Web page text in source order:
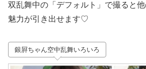
双乱舞中の「デフォルト」で撮ると
魅力が引き出せます♡
銀屛ちゃん空中乱舞いろいろ